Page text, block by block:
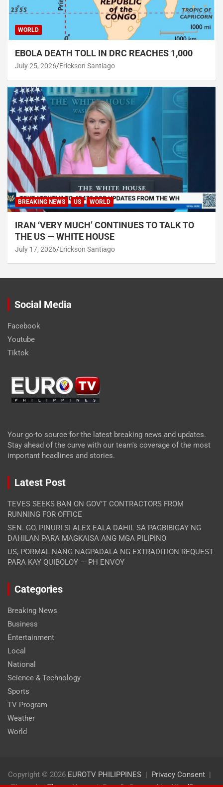
WORLD
EBOLA DEATH TOLL IN DRC REACHES 1,000
July 25, 2026 Erickson Santiago
BREAKING NEWS US WORLD
IRAN ‘VERY MUCH’ CONTINUES TO TALK TO
THE US — WHITE HOUSE
July 17, 2026 Erickson Santiago
Social Media
Facebook
Youtube
Tiktok
Your go-to source for the latest breaking news and updates.
Stay ahead of the curve with our team's coverage of the most
important headlines and stories.
Latest Post
TEVES SEEKS BAN ON GOV’T CONTRACTORS FROM
RUNNING FOR OFFICE
SEN. GO, PINURI SI ALEX EALA DAHIL SA PAGBIBIGAY NG
DAHILAN PARA MAGKAISA ANG MGA PILIPINO
US, PORMAL NANG NAGPADALA NG EXTRADITION REQUEST
PARA KAY QUIBOLOY — PH ENVOY
Categories
Breaking News
Business
Entertainment
Local
National
Science & Technology
Sports
TV Program
Weather
World
Copyright © 2026 EUROTV PHILIPPINES
Privacy Consent